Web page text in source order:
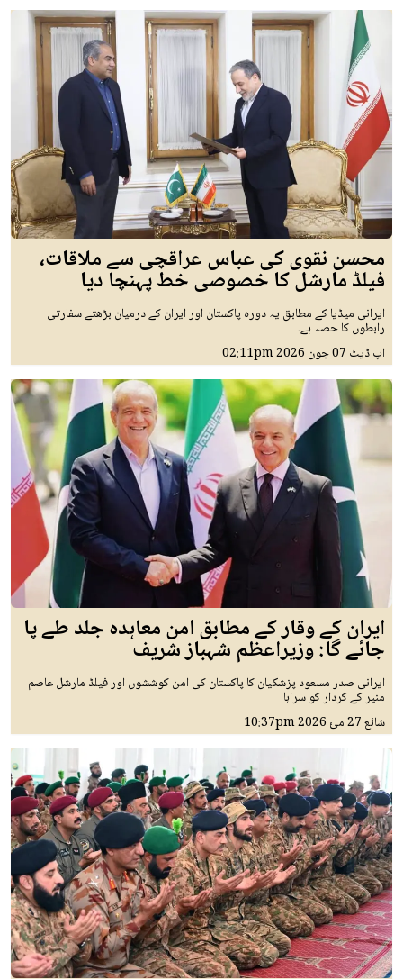
محسن نقوی کی عباس عراقچی سے ملاقات،
فیلڈ مارشل کا خصوصی خط پہنچا دیا
ایرانی میڈیا کے مطابق یہ دورہ پاکستان اور ایران کے درمیان بڑھتے سفارتی
رابطوں کا حصہ ہے۔
اپ ڈیٹ 07 جون 2026 02:11pm
ایران کے وقار کے مطابق امن معاہدہ جلد طے پا
جائے گا: وزیراعظم شہباز شریف
ایرانی صدر مسعود پزشکیان کا پاکستان کی امن کوششوں اور فیلڈ مارشل عاصم
منیر کے کردار کو سراہا
شائع27 مئ 2026 10:37pm